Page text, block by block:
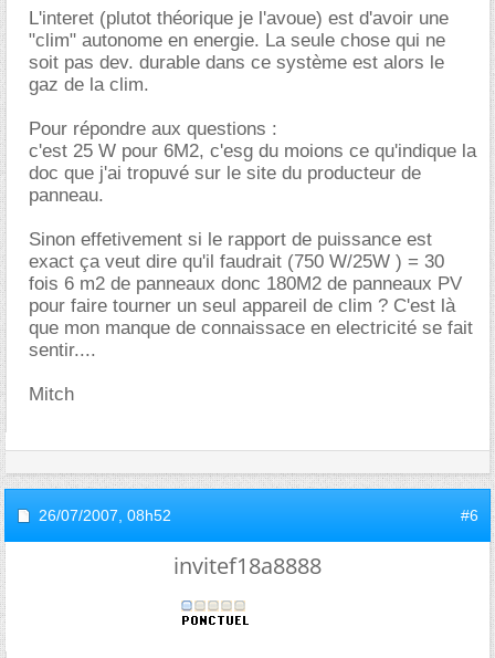
L'interet (plutot théorique je l'avoue) est d'avoir une
"clim" autonome en energie. La seule chose qui ne
soit pas dev. durable dans ce système est alors le
gaz de la clim.
Pour répondre aux questions :
c'est 25 W pour 6M2, c'esg du moions ce qu'indique la
doc que j'ai tropuvé sur le site du producteur de
panneau.
Sinon effetivement si le rapport de puissance est
exact ça veut dire qu'il faudrait (750 W/25W ) = 30
fois 6 m2 de panneaux donc 180M2 de panneaux PV
pour faire tourner un seul appareil de clim ? C'est là
que mon manque de connaissace en electricité se fait
sentir....
Mitch
26/07/2007, 08h52 #6
invitef18a8888